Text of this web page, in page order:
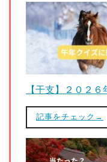
【干支】２０２
記事をチェック→